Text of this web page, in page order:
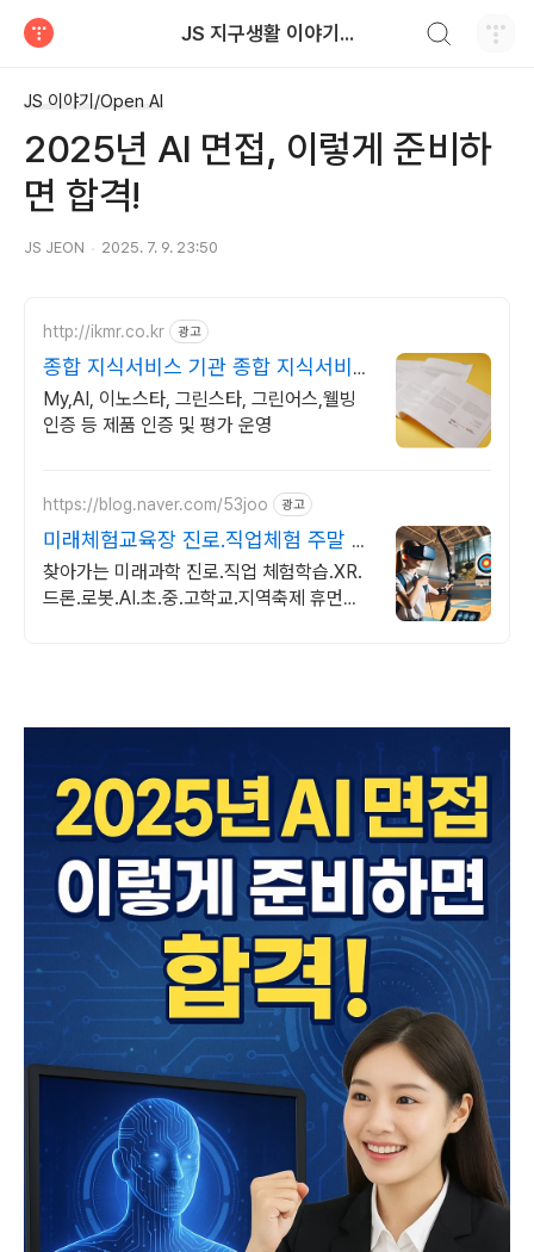
JS 지구생활 이야기...
JS 이야기/Open AI
2025년 AI 면접, 이렇게 준비하
면 합격!
JS JEON 2025. 7. 9. 23:50
http://ikmr.co.kr 광고
종합 지식서비스 기관 종합 지식서비스
기관
My,AI, 이노스타, 그린스타, 그린어스,웰빙
인증 등 제품 인증 및 평가 운영
https://blog.naver.com/53joo 광고
미래체험교육장 진로.직업체험 주말 상
담 가능 1:1교육
찾아가는 미래과학 진로.직업 체험학습.XR.
드론.로봇.AI.초.중.고학교.지역축제 휴먼로